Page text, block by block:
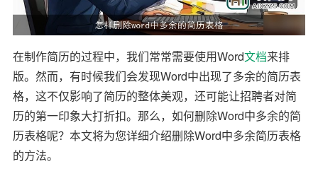
在制作简历的过程中，我们常常需要使用Word文档来排
版。然而，有时候我们会发现Word中出现了多余的简历表
格，这不仅影响了简历的整体美观，还可能让招聘者对简
历的第一印象大打折扣。那么，如何删除Word中多余的简
历表格呢？本文将为您详细介绍删除Word中多余简历表格
的方法。